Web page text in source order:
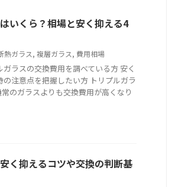
いくら？相場と安く抑える4
熱ガラス, 複層ガラス, 費用相場
ラスの交換費用を調べている方 安く
注意点を把握したい方 トリプルガラ
のガラスよりも交換費用が高くなり
く抑えるコツや交換の判断基